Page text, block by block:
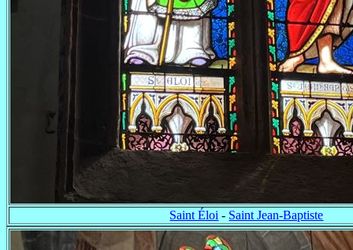
Saint Éloi - Saint Jean-Baptiste